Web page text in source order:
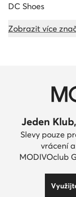
DC Shoes
Zobrazit více
Jeden
Slevy pouze
vrácení
MODIVOclub